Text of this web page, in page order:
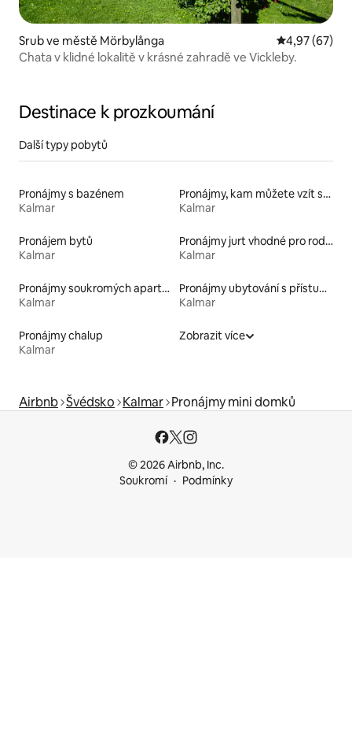
Srub ve městě Mörbylånga Průměrné
4,97 (67)
Chata v klidné lokalitě v krásné zahradě ve Vickleby.
Destinace k prozkoumání
Další typy pobytů
Pronájmy s bazénem
Kalmar
Pronájmy, kam můžete vzít své domácí mazlíčky
Kalmar
Pronájem bytů
Kalmar
Pronájmy jurt vhodné pro rodiny s dětmi
Kalmar
Pronájmy soukromých apartmánů
Kalmar
Pronájmy ubytování s přístupem k jezeru
Kalmar
Pronájmy chalup
Kalmar
Zobrazit více
Airbnb Švédsko Kalmar Pronájmy mini domků
© 2026 Airbnb, Inc.
Soukromí
Podmínky